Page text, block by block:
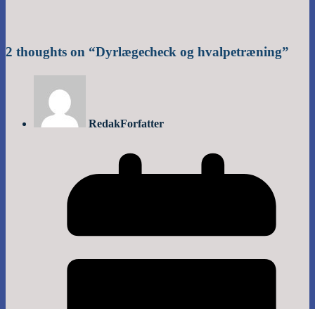
2 thoughts on “Dyrlægecheck og hvalpetræning”
RedakForfatter